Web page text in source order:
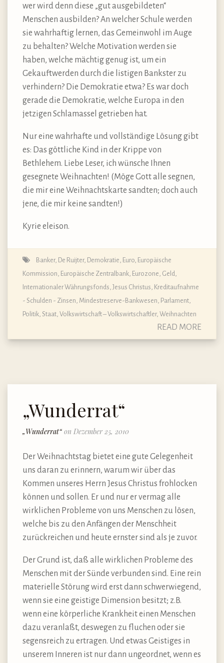
wer wird denn diese „gut ausgebildeten“
Menschen ausbilden? An welcher Schule werden
sie wahrhaftig lernen, das Gemeinwohl im Auge
zu behalten? Welche Motivation werden sie
haben, welche mächtig genug ist, um ein
Gekauftwerden durch die listigen Bankster zu
verhindern? Die Demokratie etwa? Es war doch
gerade die Demokratie, welche Europa in den
jetzigen Schlamassel getrieben hat.
Nur eine wahrhafte und vollständige Lösung gibt
es: Das göttliche Kind in der Krippe von
Bethlehem. Liebe Leser, ich wünsche Ihnen
gesegnete Weihnachten! (Möge Gott alle segnen,
die mir eine Weihnachtskarte sandten; doch auch
jene, die mir keine sandten!)
Kyrie eleison.
Banker, De Ruijter, Demokratie, Euro, Europäische
Kommission, Europäische Zentralbank, Eurozone, Geld,
Internationaler Währungsfonds, Jesus Christus, Kreditaufnahme
- Schulden - Zinsen, Mindestreserve-Bankwesen, Parlament,
Politik, Staat, Volkswirtschaft – Volkswirtschaftler, Weihnachten
READ MORE
„Wunderrat“
„Wunderrat“ on Dezember 25, 2010
Der Weihnachtstag bietet eine gute Gelegenheit
uns daran zu erinnern, warum wir über das
Kommen unseres Herrn Jesus Christus frohlocken
können und sollen. Er und nur er vermag alle
wirklichen Probleme von uns Menschen zu lösen,
welche bis zu den Anfängen der Menschheit
zurückreichen und heute ernster sind als je zuvor.
Der Grund ist, daß alle wirklichen Probleme des
Menschen mit der Sünde verbunden sind. Eine rein
materielle Störung wird erst dann schwerwiegend,
wenn sie eine geistige Dimension besitzt; z.B.
wenn eine körperliche Krankheit einen Menschen
dazu veranlaßt, deswegen zu fluchen oder sie
segensreich zu ertragen. Und etwas Geistiges in
unserem Inneren ist nur dann ungeordnet, wenn es